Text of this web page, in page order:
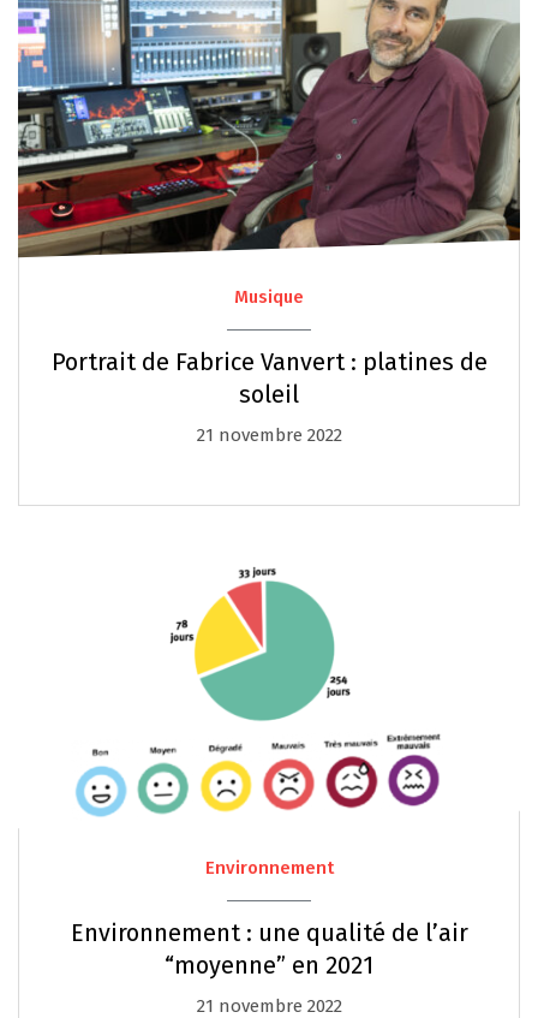
Musique
Portrait de Fabrice Vanvert : platines de
soleil
21 novembre 2022
Environnement
Environnement : une qualité de l’air
“moyenne” en 2021
21 novembre 2022